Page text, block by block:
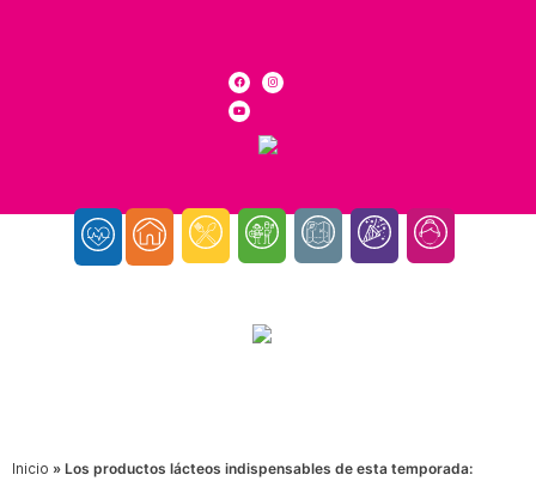
Inicio » Los productos lácteos indispensables de esta temporada: